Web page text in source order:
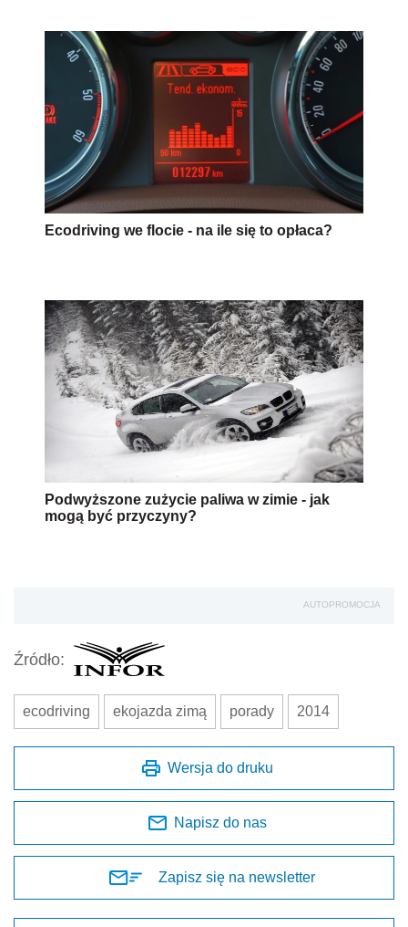
Ecodriving we flocie - na ile się to opłaca?
Podwyższone zużycie paliwa w zimie - jak
mogą być przyczyny?
AUTOPROMOCJA
Źródło:
ecodriving ekojazda zimą porady 2014
Wersja do druku
Napisz do nas
Zapisz się na newsletter